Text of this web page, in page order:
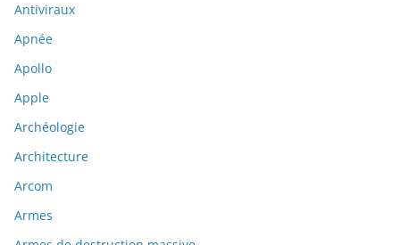
Antiviraux
Apnée
Apollo
Apple
Archéologie
Architecture
Arcom
Armes